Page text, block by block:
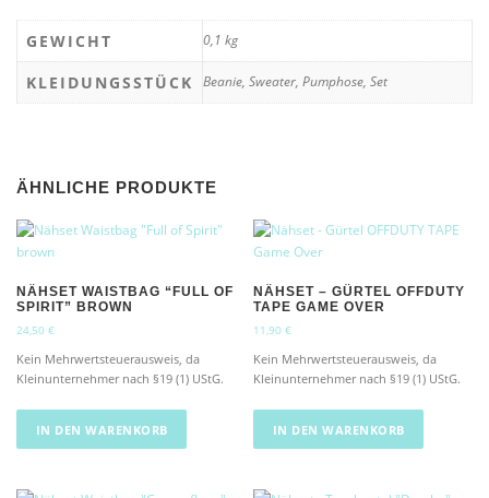
GEWICHT 0,1 kg
KLEIDUNGSSTÜCK Beanie, Sweater, Pumphose, Set
ÄHNLICHE PRODUKTE
NÄHSET WAISTBAG “FULL OF
SPIRIT” BROWN
24,50 €
Kein Mehrwertsteuerausweis, da
Kleinunternehmer nach §19 (1) UStG.
IN DEN WARENKORB
NÄHSET – GÜRTEL OFFDUTY
TAPE GAME OVER
11,90€
Kein Mehrwertsteuerausweis, da
Kleinunternehmer nach §19 (1) UStG.
IN DEN WARENKORB